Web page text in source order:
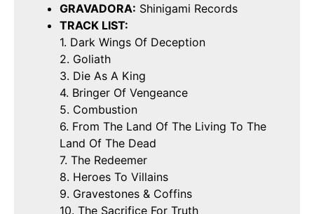
GRAVADORA: Shinigami Records
TRACK LIST:
1. Dark Wings Of Deception
2. Goliath
3. Die As A King
4. Bringer Of Vengeance
5. Combustion
6. From The Land Of The Living To The
Land Of The Dead
7. The Redeemer
8. Heroes To Villains
9. Gravestones & Coffins
10. The Sacrifice For Truth